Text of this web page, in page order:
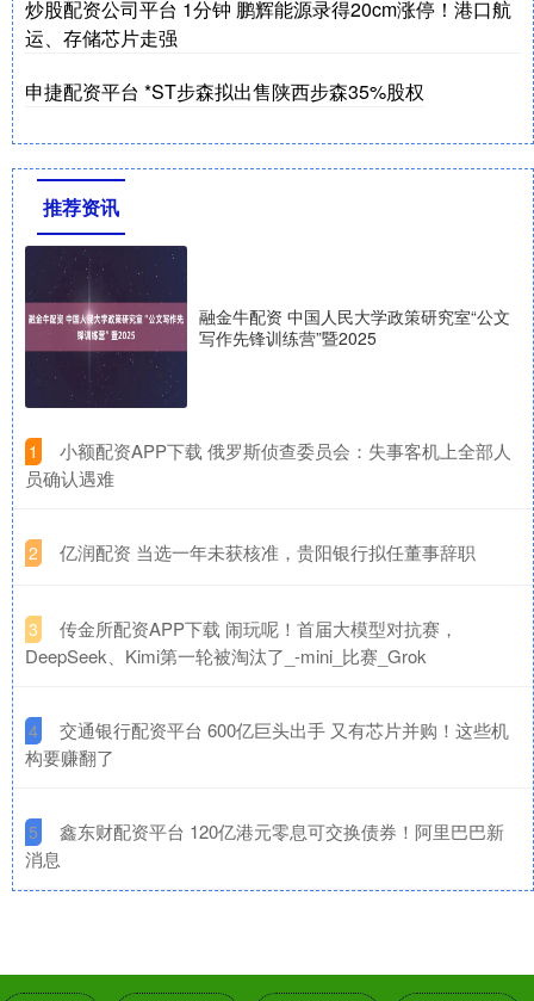
炒股配资公司平台 1分钟 鹏辉能源录得20cm涨停！港口航
运、存储芯片走强
申捷配资平台 *ST步森拟出售陕西步森35%股权
推荐资讯
融金牛配资 中国人民大学政策研究室“公文
写作先锋训练营”暨2025
1
​小额配资APP下载 俄罗斯侦查委员会：失事客机上全部人
员确认遇难
2 ​亿润配资 当选一年未获核准，贵阳银行拟任董事辞职
3
​传金所配资APP下载 闹玩呢！首届大模型对抗赛，
DeepSeek、Kimi第一轮被淘汰了_-mini_比赛_Grok
4
​交通银行配资平台 600亿巨头出手 又有芯片并购！这些机
构要赚翻了
5
​鑫东财配资平台 120亿港元零息可交换债券！阿里巴巴新
消息